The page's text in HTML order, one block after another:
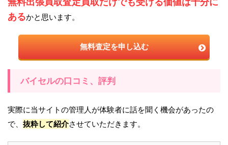
あるかと思います。
無料査定を申し込む
バイセルの口コミ、評判
実際に当サイトの管理人が体験者に話を聞く機会があったの
で、 抜粋して紹介させていただきます。